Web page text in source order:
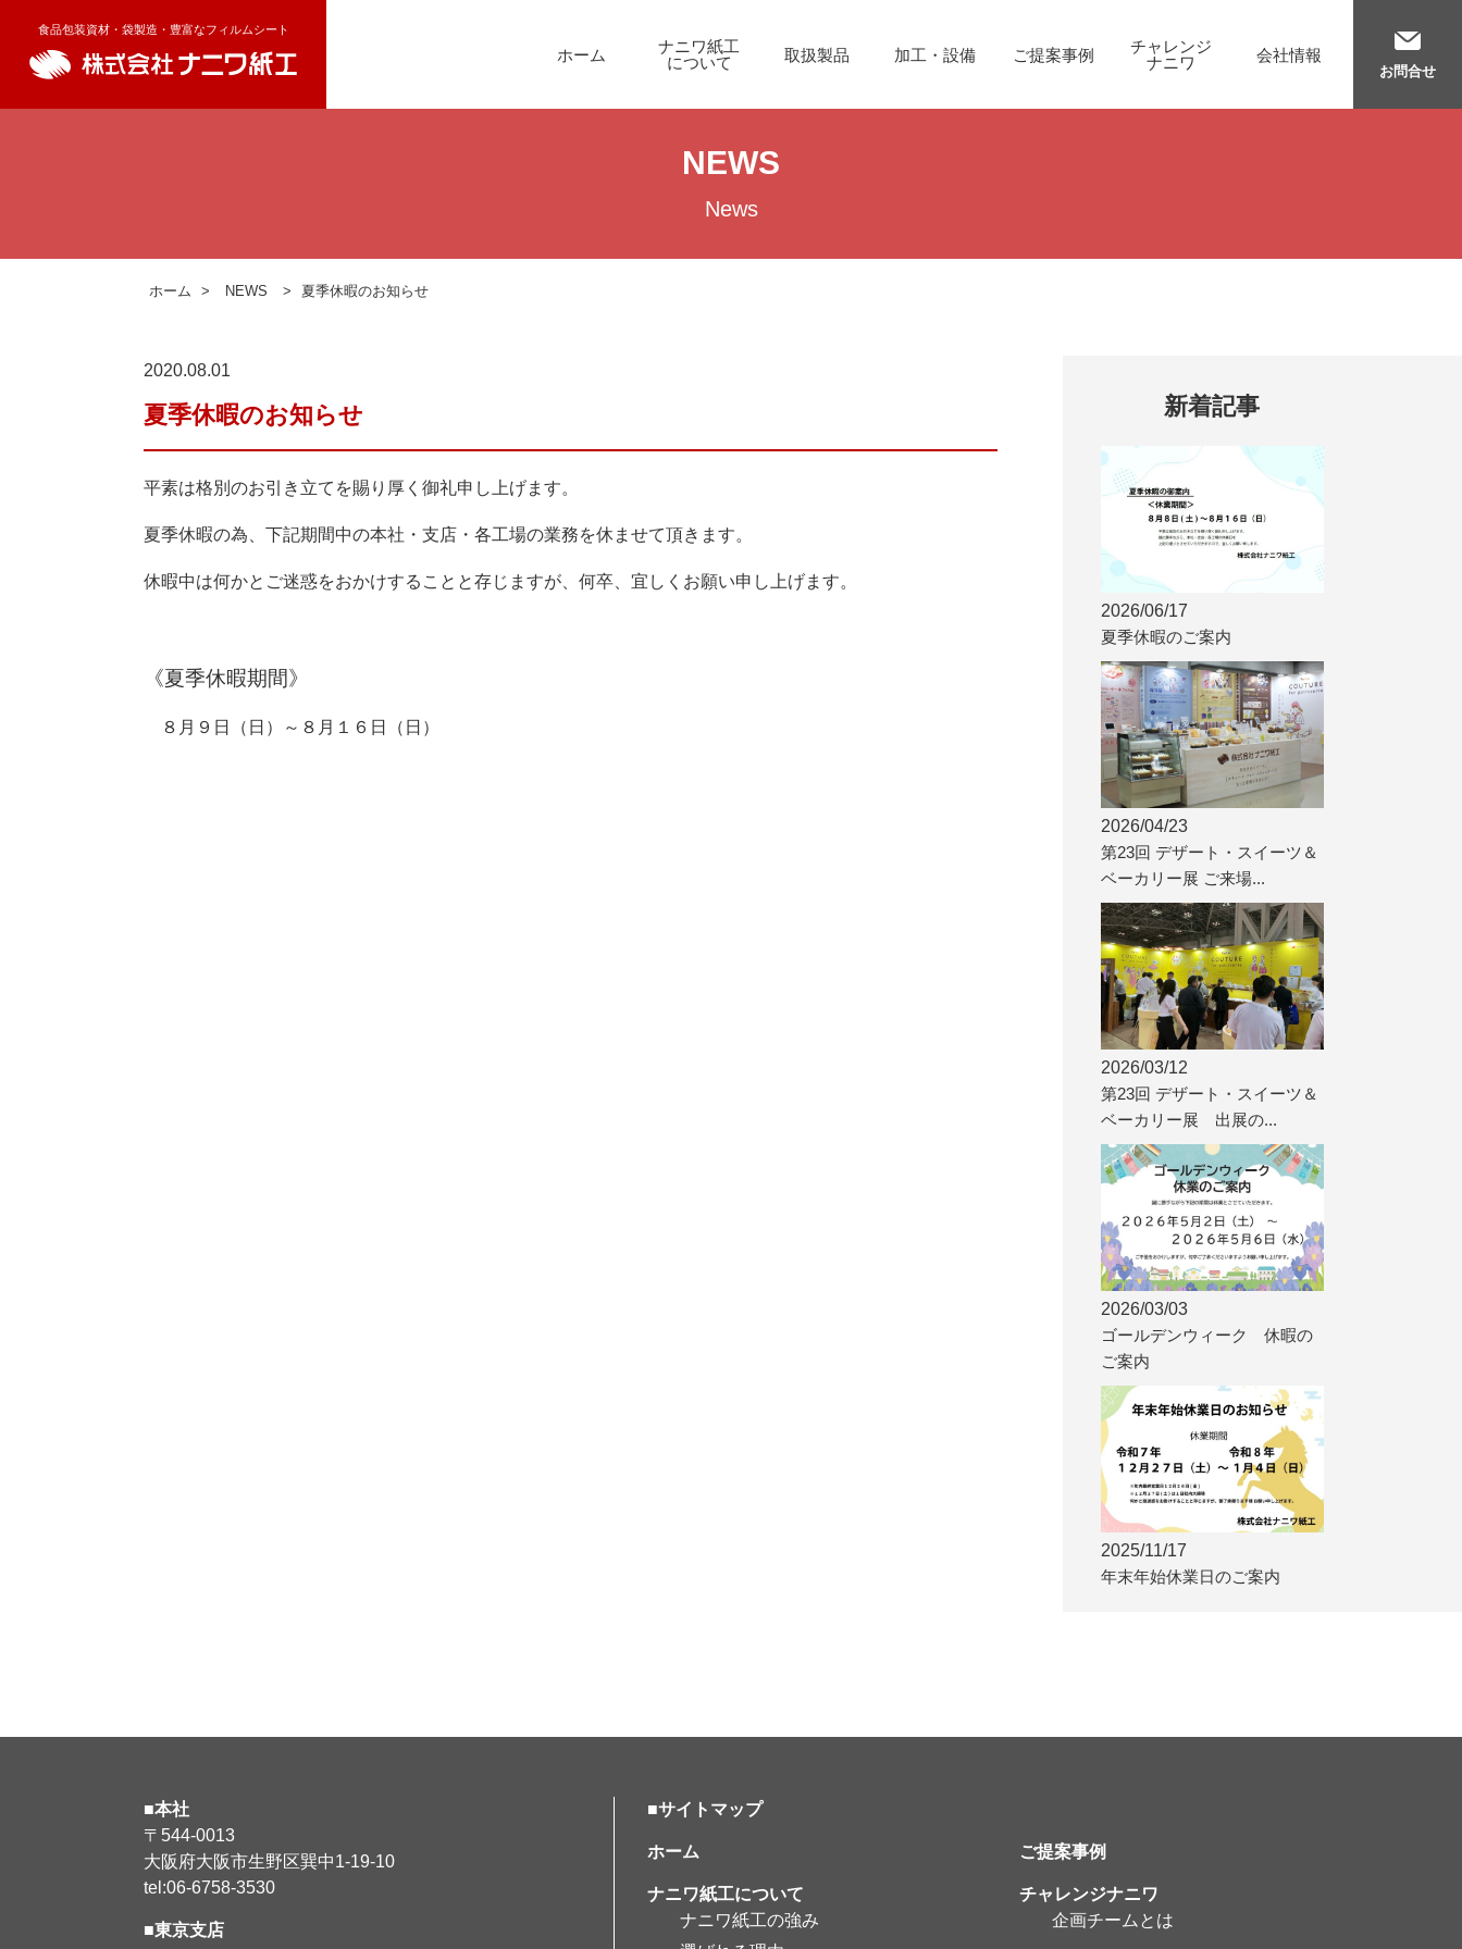
食品包装資材・袋製造・豊富なフィルムシート
ホーム
ナニワ紙工
について
取扱製品 加工・設備 ご提案事例
チャレンジ
ナニワ
会社情報
お問合せ
NEWS
News
ホーム > NEWS > 夏季休暇のお知らせ
2020.08.01
夏季休暇のお知らせ
平素は格別のお引き立てを賜り厚く御礼申し上げます。
夏季休暇の為、下記期間中の本社・支店・各工場の業務を休ませて頂きます。
休暇中は何かとご迷惑をおかけすることと存じますが、何卒、宜しくお願い申し上げます。
《夏季休暇期間》
８月９日（日）～８月１６日（日）
新着記事
2026/06/17
夏季休暇のご案内
2026/04/23
第23回 デザート・スイーツ＆
ベーカリー展 ご来場...
2026/03/12
第23回 デザート・スイーツ＆
ベーカリー展 出展の...
2026/03/03
ゴールデンウィーク 休暇の
ご案内
2025/11/17
年末年始休業日のご案内
■本社
〒544-0013
大阪府大阪市生野区巽中1-19-10
tel:06-6758-3530
■東京支店
■サイトマップ
ホーム
ナニワ紙工について
ナニワ紙工の強み
ご提案事例
チャレンジナニワ
企画チームとは